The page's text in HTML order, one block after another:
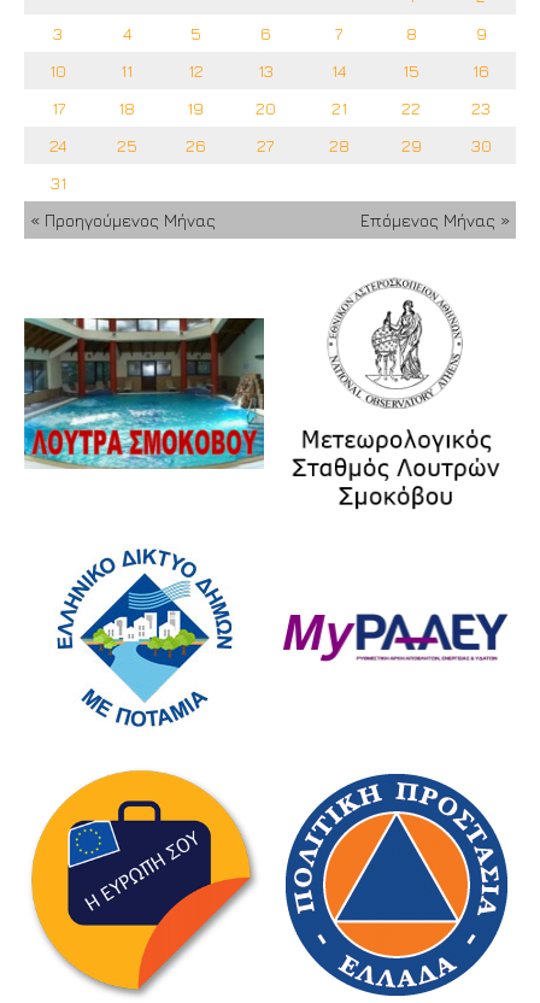
3
4 5 6 7 8
9
10
11 12 13 14 15
16
17
18 19 20 21 22
23
24
25 26 27 28 29
30
31
« Προηγούμενος Μήνας
Επόμενος Μήνας »